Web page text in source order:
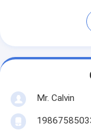
Mr. Calvin